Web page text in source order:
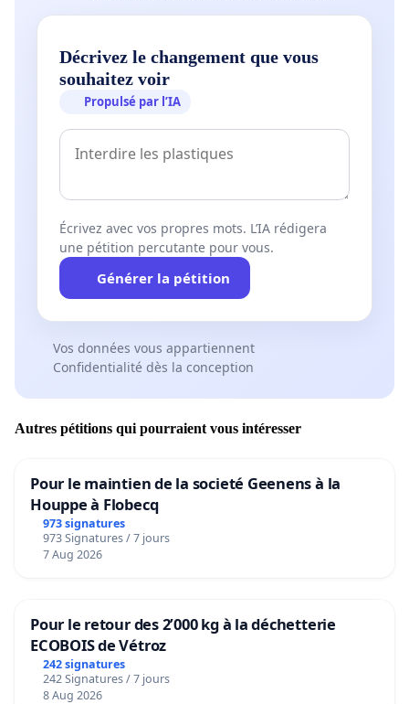
Décrivez le changement que vous
souhaitez voir
Propulsé par l’IA
Écrivez avec vos propres mots. L’IA rédigera
une pétition percutante pour vous.
Générer la pétition
Vos données vous appartiennent
Confidentialité dès la conception
Autres pétitions qui pourraient vous intéresser
Pour le maintien de la societé Geenens à la
Houppe à Flobecq
973 signatures
973 Signatures / 7 jours
7 Aug 2026
Pour le retour des 2’000 kg à la déchetterie
ECOBOIS de Vétroz
242 signatures
242 Signatures / 7 jours
8 Aug 2026